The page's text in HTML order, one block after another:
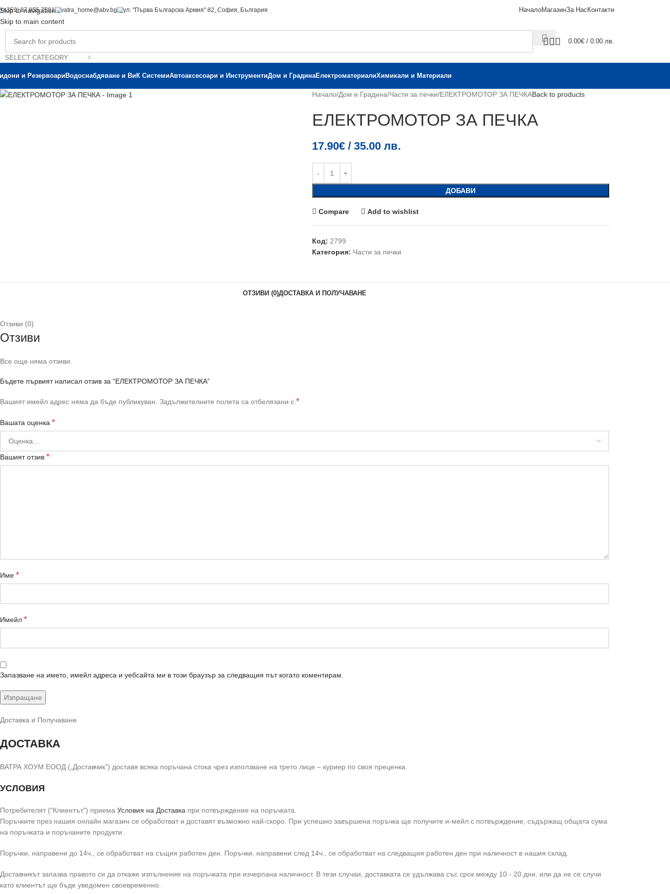
Skip to navigation
Skip to main content
(+359) 87 855 7591 vatra_home@abv.bg ул. "Първа Българска Армия" 82, София, България НачалоМагазинЗа Нас Контакти
SELECT CATEGORY
0.00€ / 0.00 лв.
и РезервоариВодоснабдяване и ВиК СистемиАвтоаксесоари и ИнструментиДом и ГрадинаЕлектроматериалиХимикали и Материали
Начало Дом и Градина Части за печки ЕЛЕКТРОМОТОР ЗА ПЕЧКАBack to products
ЕЛЕКТРОМОТОР ЗА ПЕЧКА
17.90€ / 35.00 лв.
ДОБАВИ
Compare Add to wishlist
Код: 2799
Категория: Части за печки
ОТЗИВИ (0)ДОСТАВКА И ПОЛУЧАВАНЕ
Отзиви (0)
Отзиви
Все още няма отзиви.
Бъдете първият написал отзив за “ЕЛЕКТРОМОТОР ЗА ПЕЧКА”
Вашият имейл адрес няма да бъде публикуван. Задължителните полета са отбелязани с *
Вашата оценка *
Вашият отзив *
Име *
Имейл *
Запазване на името, имейл адреса и уебсайта ми в този браузър за следващия път когато коментирам.
Доставка и Получаване
ДОСТАВКА
ВАТРА ХОУМ ЕООД („Доставчик”) доставя всяка поръчана стока чрез използване на трето лице – куриер по своя преценка.
УСЛОВИЯ
Потребителят ("Клиентът") приема Условия на Доставка при потвърждение на поръчката.
Поръчките през нашия онлайн магазин се обработват и доставят възможно най-скоро. При успешно завършена поръчка ще получите и-мейл с потвърждение, съдържащ общата сума
на поръчката и поръчаните продукти.
Поръчки, направени до 14ч., се обработват на същия работен ден. Поръчки, направени след 14ч., се обработват на следващия работен ден при наличност в нашия склад.
Доставчикът запазва правото си да откаже изпълнение на поръчката при изчерпана наличност. В тези случаи, доставката се удължава със срок между 10 - 20 дни, или да не се случи
като клиентът ще бъде уведомен своевременно.